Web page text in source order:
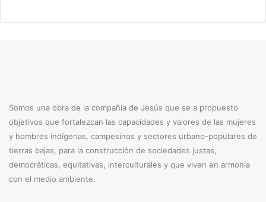
Somos una obra de la compañía de Jesús que se a propuesto
objetivos que fortalezcan las capacidades y valores de las mujeres
y hombres indígenas, campesinos y sectores urbano-populares de
tierras bajas, para la construcción de sociedades justas,
democráticas, equitativas, interculturales y que viven en armonía
con el medio ambiente.